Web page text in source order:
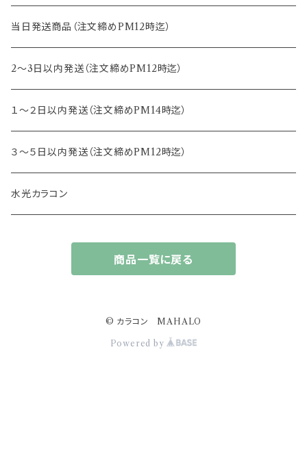
15.0mm
14.4mm
13.2mm
13.3mm
13.4mm
13.5mm
13.6mm
8.8mm
8.5mm
エヌズコレクション
トパーズ
キャンディーマジック
レヴィア
チュチュ
当日発送商品（注文締めPM12時迄）
2～3日以内発送（注文締めPM12時迄）
１～２日以内発送（注文締めPM14時迄）
３～５日以内発送（注文締めPM12時迄）
水光カラコン
商品一覧に戻る
© カラコン MAHALO
Powered by